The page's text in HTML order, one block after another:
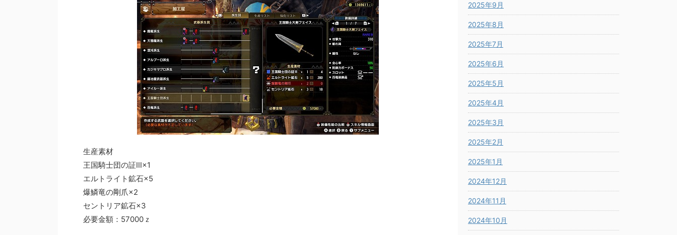
生産素材
王国騎士団の証Ⅲ×1
エルトライト鉱石×5
爆鱗竜の剛爪×2
セントリア鉱石×3
必要金額：57000ｚ
2025年9月
2025年8月
2025年7月
2025年6月
2025年5月
2025年4月
2025年3月
2025年2月
2025年1月
2024年12月
2024年11月
2024年10月